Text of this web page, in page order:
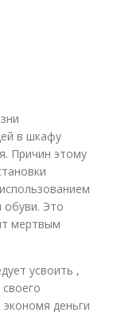
в шкафу
Причин этому
обуви. Это
мертвым
усвоить ,
деньги